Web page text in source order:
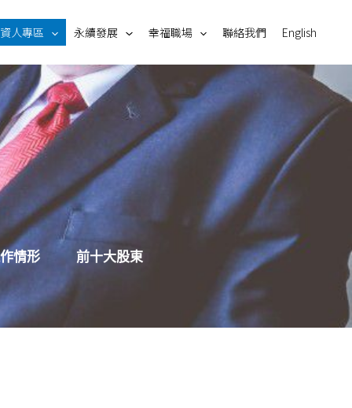
人專區 永續發展 幸福職場 聯絡我們 English
情形 前十大股東